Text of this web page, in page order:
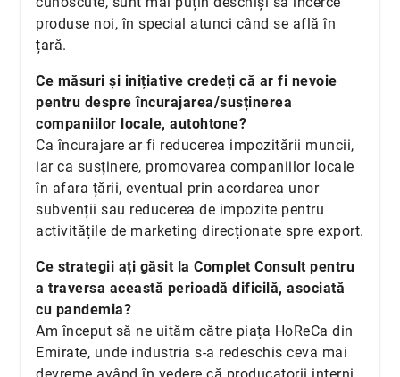
produse noi, în special atunci când se află în
țară.
Ce măsuri și inițiative credeți că ar fi nevoie
pentru despre încurajarea/susținerea
companiilor locale, autohtone?
Ca încurajare ar fi reducerea impozitării muncii,
iar ca susținere, promovarea companiilor locale
în afara țării, eventual prin acordarea unor
subvenții sau reducerea de impozite pentru
activitățile de marketing direcționate spre export.
Ce strategii ați găsit la Complet Consult pentru
a traversa această perioadă dificilă, asociată
cu pandemia?
Am început să ne uităm către piața HoReCa din
Emirate, unde industria s-a redeschis ceva mai